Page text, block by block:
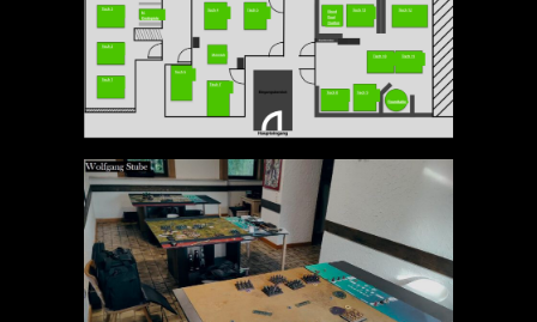
Spielberichte
Turnierberichte